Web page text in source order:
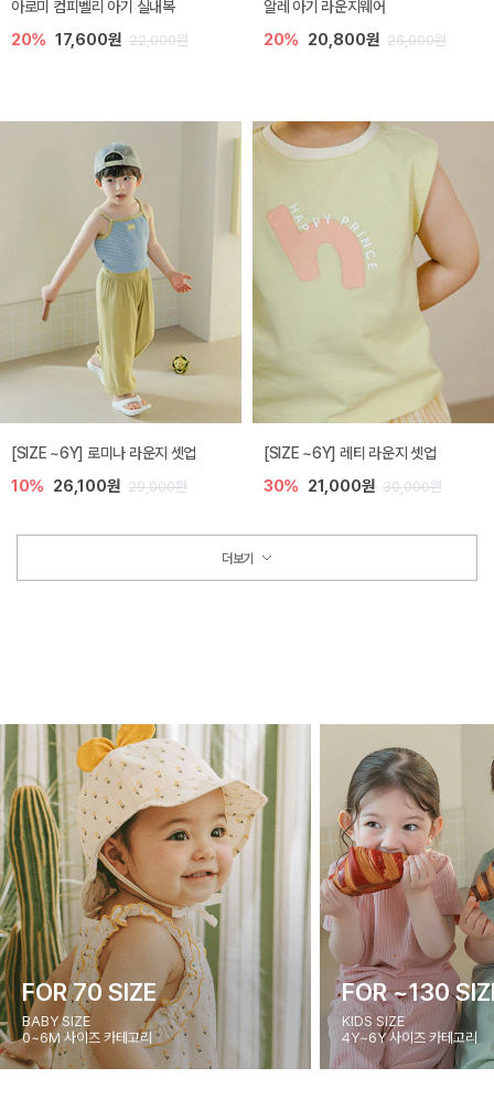
아로미 컴피벨리 아기 실내복
20% 17,600원 22,000원
알레 아기 라운지웨어
20% 20,800원 26,000원
[SIZE ~6Y] 로미나 라운지 셋업
10% 26,100원 29,000원
[SIZE ~6Y] 레티 라운지 셋업
30% 21,000원 30,000원
더보기
FOR 70 SIZE
BABY SIZE
0~6M 사이즈 카테고리
FOR ~130
KIDS SIZE
4Y~6Y 사이즈 카테고리